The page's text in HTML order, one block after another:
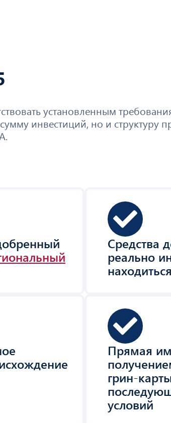
установленным
инвестиций, но и структуру
Средства
реально
Прямая
грин-
условий